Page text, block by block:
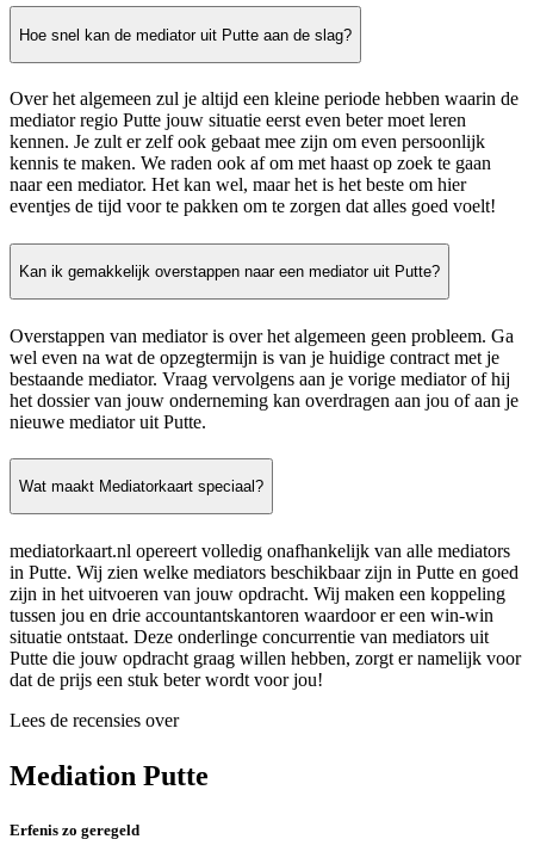
Hoe snel kan de mediator uit Putte aan de slag?
Over het algemeen zul je altijd een kleine periode hebben waarin de
mediator regio Putte jouw situatie eerst even beter moet leren
kennen. Je zult er zelf ook gebaat mee zijn om even persoonlijk
kennis te maken. We raden ook af om met haast op zoek te gaan
naar een mediator. Het kan wel, maar het is het beste om hier
eventjes de tijd voor te pakken om te zorgen dat alles goed voelt!
Kan ik gemakkelijk overstappen naar een mediator uit Putte?
Overstappen van mediator is over het algemeen geen probleem. Ga
wel even na wat de opzegtermijn is van je huidige contract met je
bestaande mediator. Vraag vervolgens aan je vorige mediator of hij
het dossier van jouw onderneming kan overdragen aan jou of aan je
nieuwe mediator uit Putte.
Wat maakt Mediatorkaart speciaal?
mediatorkaart.nl opereert volledig onafhankelijk van alle mediators
in Putte. Wij zien welke mediators beschikbaar zijn in Putte en goed
zijn in het uitvoeren van jouw opdracht. Wij maken een koppeling
tussen jou en drie accountantskantoren waardoor er een win-win
situatie ontstaat. Deze onderlinge concurrentie van mediators uit
Putte die jouw opdracht graag willen hebben, zorgt er namelijk voor
dat de prijs een stuk beter wordt voor jou!
Lees de recensies over
Mediation Putte
Erfenis zo geregeld